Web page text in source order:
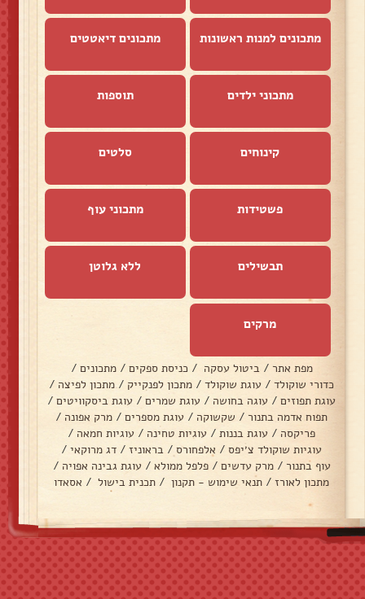
מתכונים למנות ראשונות מתכונים דיאטטים
מתכוני ילדים תוספות
קינוחים סלטים
פשטידות מתכוני עוף
תבשילים ללא גלוטן
מרקים
מפת אתר / ביטול עסקה / כניסת ספקים / מתכונים /
כדורי שוקולד / עוגת שוקולד / מתכון לפנקייק / מתכון לפיצה /
עוגת תפוזים / עוגה בחושה / עוגת שמרים / עוגת ביסקוויטים/
תפוח אדמה בתנור / שקשוקה / עוגת מספרים / מרק אפונה /
פריקסה / עוגת בננות / עוגיות טחינה / עוגיות חמאה /
עוגיות שוקולד צ׳יפס / אלפחורס / בראוניז / דג מרוקאי /
עוף בתנור / מרק עדשים / פלפל ממולא / עוגת גבינה אפויה /
מתכון לאורז / תנאי שימוש - תקנון / תכנית בישול / אסאדו